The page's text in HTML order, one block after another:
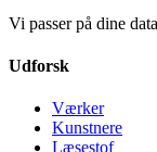
Vi passer på dine
Udforsk
Værker
Kunstnere
Læsestof